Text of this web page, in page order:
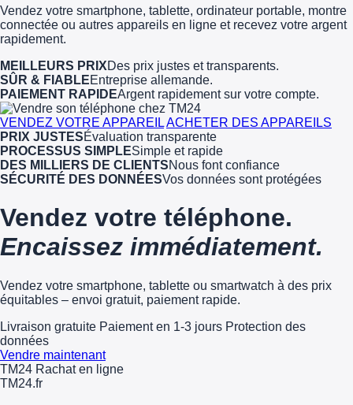
Vendez votre smartphone, tablette, ordinateur portable, montre
connectée ou autres appareils en ligne et recevez votre argent
rapidement.
MEILLEURS PRIXDes prix justes et transparents.
SÛR & FIABLEEntreprise allemande.
PAIEMENT RAPIDEArgent rapidement sur votre compte.
VENDEZ VOTRE APPAREILACHETER DES APPAREILS
PRIX JUSTESÉvaluation transparente
PROCESSUS SIMPLESimple et rapide
DES MILLIERS DE CLIENTSNous font confiance
SÉCURITÉ DES DONNÉESVos données sont protégées
Vendez votre téléphone.
Encaissez immédiatement.
Vendez votre smartphone, tablette ou smartwatch à des prix
équitables – envoi gratuit, paiement rapide.
Livraison gratuite Paiement en 1-3 jours Protection des
données
Vendre maintenant
TM24 Rachat en ligne
TM24.fr